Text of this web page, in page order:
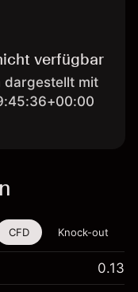
verfügbar
dargestellt mit
für das Traden
CFD Knock-out
0.13